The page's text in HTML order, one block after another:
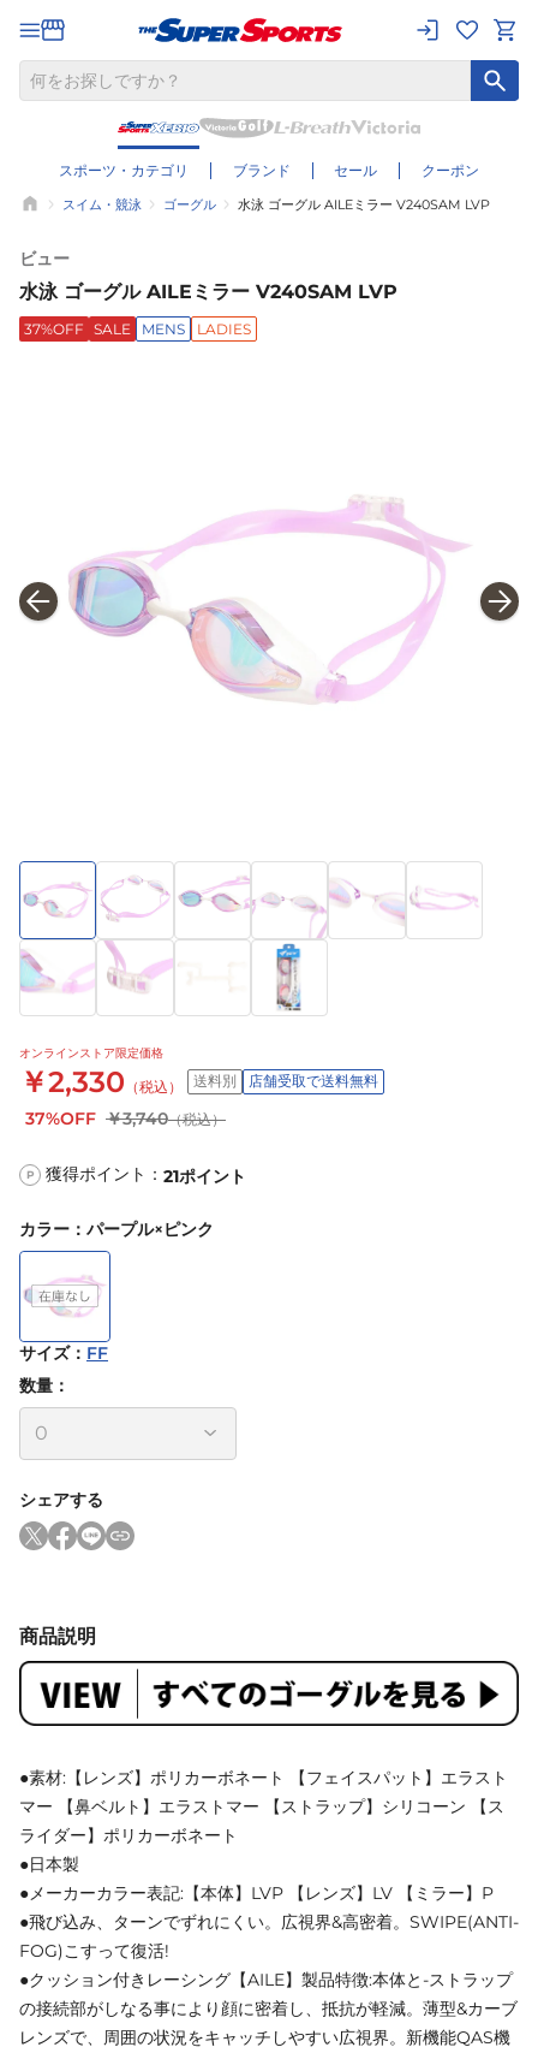
スポーツ・カテゴリ ブランド セール クーポン
スイム・競泳 ゴーグル 水泳 ゴーグル AILEミラー V240SAM LVP
ビュー
水泳 ゴーグル AILEミラー V240SAM LVP
37%OFF SALE MENS LADIES
オンラインストア限定価格
￥2,330 （税込） 送料別 店舗受取で送料無料
37%OFF ￥3,740（税込）
P 獲得ポイント： 21ポイント
カラー ： パープル×ピンク
サイズ： FF
数量：
シェアする
商品説明
●素材:【レンズ】ポリカーボネート 【フェイスパット】エラスト
マー 【鼻ベルト】エラストマー 【ストラップ】シリコーン 【ス
ライダー】ポリカーボネート
●日本製
●メーカーカラー表記:【本体】LVP 【レンズ】LV 【ミラー】P
●飛び込み、ターンでずれにくい。広視界&高密着。SWIPE(ANTI-
FOG)こすって復活!
●クッション付きレーシング【AILE】製品特徴:本体と‐ストラップ
の接続部がしなる事により顔に密着し、抵抗が軽減。薄型&カーブ
レンズで、周囲の状況をキャッチしやすい広視界。新機能QAS機